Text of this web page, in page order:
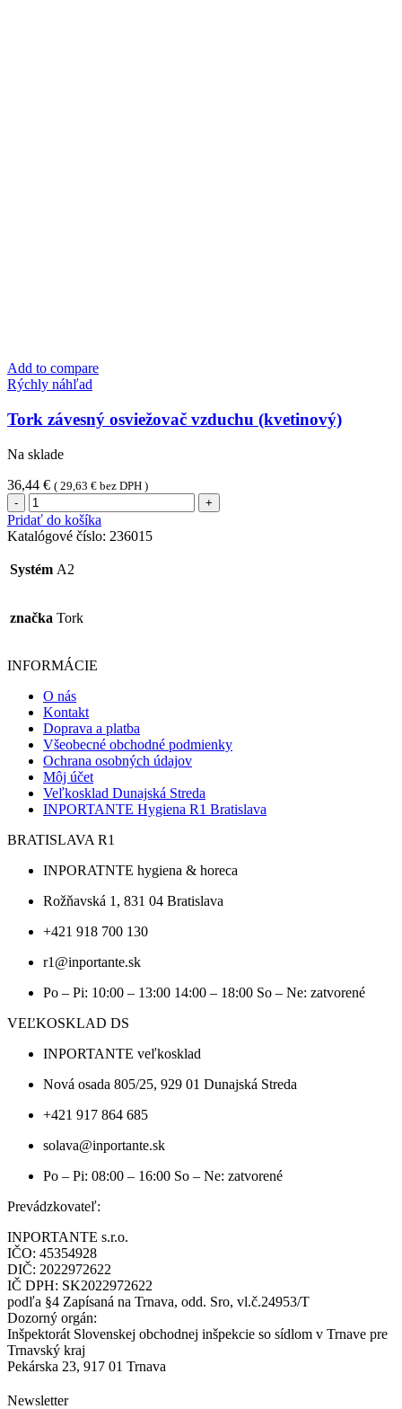
Add to compare
Rýchly náhľad
Tork závesný osviežovač vzduchu (kvetinový)
Na sklade
36,44 € ( 29,63 € bez DPH )
množstvo
Tork
závesný
osviežovač
vzduchu
Pridať do košíka
Katalógové číslo: 236015
Systém A2
značka Tork
INFORMÁCIE
O nás
Kontakt
Doprava a platba
Všeobecné obchodné podmienky
Ochrana osobných údajov
Môj účet
Veľkosklad Dunajská Streda
INPORTANTE Hygiena R1 Bratislava
BRATISLAVA R1
INPORATNTE hygiena & horeca
Rožňavská 1, 831 04 Bratislava
+421 918 700 130
r1@inportante.sk
Po – Pi: 10:00 – 13:00 14:00 – 18:00 So – Ne: zatvorené
VEĽKOSKLAD DS
INPORTANTE veľkosklad
Nová osada 805/25, 929 01 Dunajská Streda
+421 917 864 685
solava@inportante.sk
Po – Pi: 08:00 – 16:00 So – Ne: zatvorené
Prevádzkovateľ:
INPORTANTE s.r.o.
IČO: 45354928
DIČ: 2022972622
IČ DPH: SK2022972622
podľa §4 Zapísaná na Trnava, odd. Sro, vl.č.24953/T
Dozorný orgán:
Inšpektorát Slovenskej obchodnej inšpekcie so sídlom v Trnave pre
Trnavský kraj
Pekárska 23, 917 01 Trnava
Newsletter